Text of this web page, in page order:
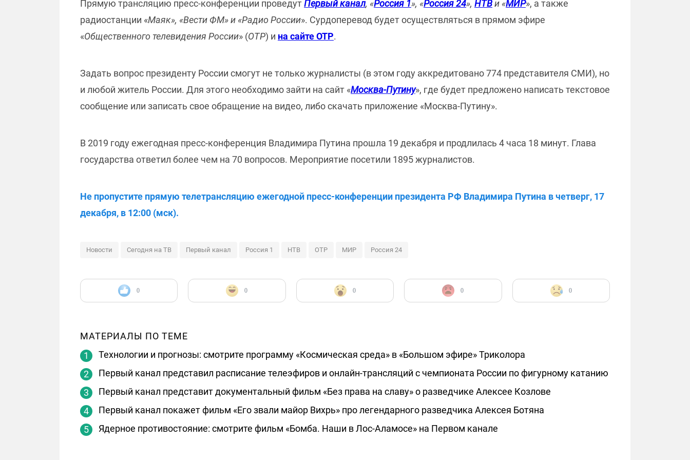
Прямую трансляцию пресс-конференции проведутПервый канал, «Россия 1», «Россия 24», НТВи «МИР», а также
радиостанции «Маяк», «Вести ФМ» и «Радио России». Сурдоперевод будет осуществляться в прямом эфире
«Общественного телевидения России» (ОТР) и на сайте ОТР.
Задать вопрос президенту России смогут не только журналисты (в этом году аккредитовано 774 представителя СМИ), но
и любой житель России. Для этого необходимо зайти на сайт «Москва-Путину», где будет предложено написать текстовое
сообщение или записать свое обращение на видео, либо скачать приложение «Москва-Путину».
В 2019 году ежегодная пресс-конференция Владимира Путина прошла 19 декабря и продлилась 4 часа 18 минут. Глава
государства ответил более чем на 70 вопросов. Мероприятие посетили 1895 журналистов.
Не пропустите прямую телетрансляцию ежегодной пресс-конференции президента РФ Владимира Путина в четверг, 17
декабря, в 12:00 (мск).
Новости Сегодня на ТВ Первый канал Россия 1 НТВ ОТР МИР Россия 24
0 0 0 0 0
МАТЕРИАЛЫ ПО ТЕМЕ
Технологии и прогнозы: смотрите программу «Космическая среда» в «Большом эфире» Триколора
Первый канал представил расписание телеэфиров и онлайн-трансляций с чемпионата России по фигурному катанию
Первый канал представит документальный фильм «Без права на славу» о разведчике Алексее Козлове
Первый канал покажет фильм «Его звали майор Вихрь» про легендарного разведчика Алексея Ботяна
Ядерное противостояние: смотрите фильм «Бомба. Наши в Лос-Аламосе» на Первом канале